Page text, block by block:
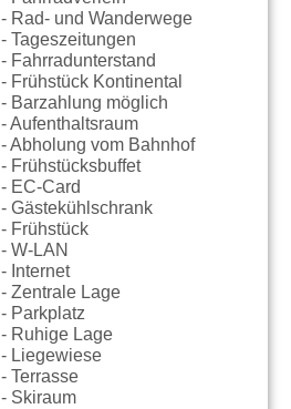
- Rad- und Wanderwege
- Tageszeitungen
- Fahrradunterstand
- Frühstück Kontinental
- Barzahlung möglich
- Aufenthaltsraum
- Abholung vom Bahnhof
- Frühstücksbuffet
- EC-Card
- Gästekühlschrank
- Frühstück
- W-LAN
- Internet
- Zentrale Lage
- Parkplatz
- Ruhige Lage
- Liegewiese
- Terrasse
- Skiraum